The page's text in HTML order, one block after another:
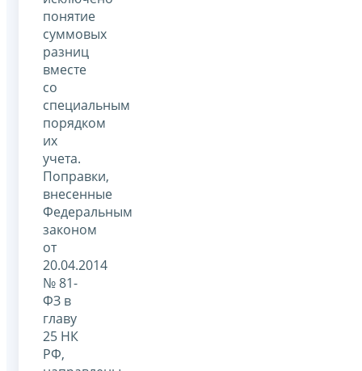
понятие
суммовых
разниц
вместе
со
специальным
порядком
их
учета.
Поправки,
внесенные
Федеральным
законом
от
20.04.2014
№ 81-
ФЗ в
главу
25 НК
РФ,